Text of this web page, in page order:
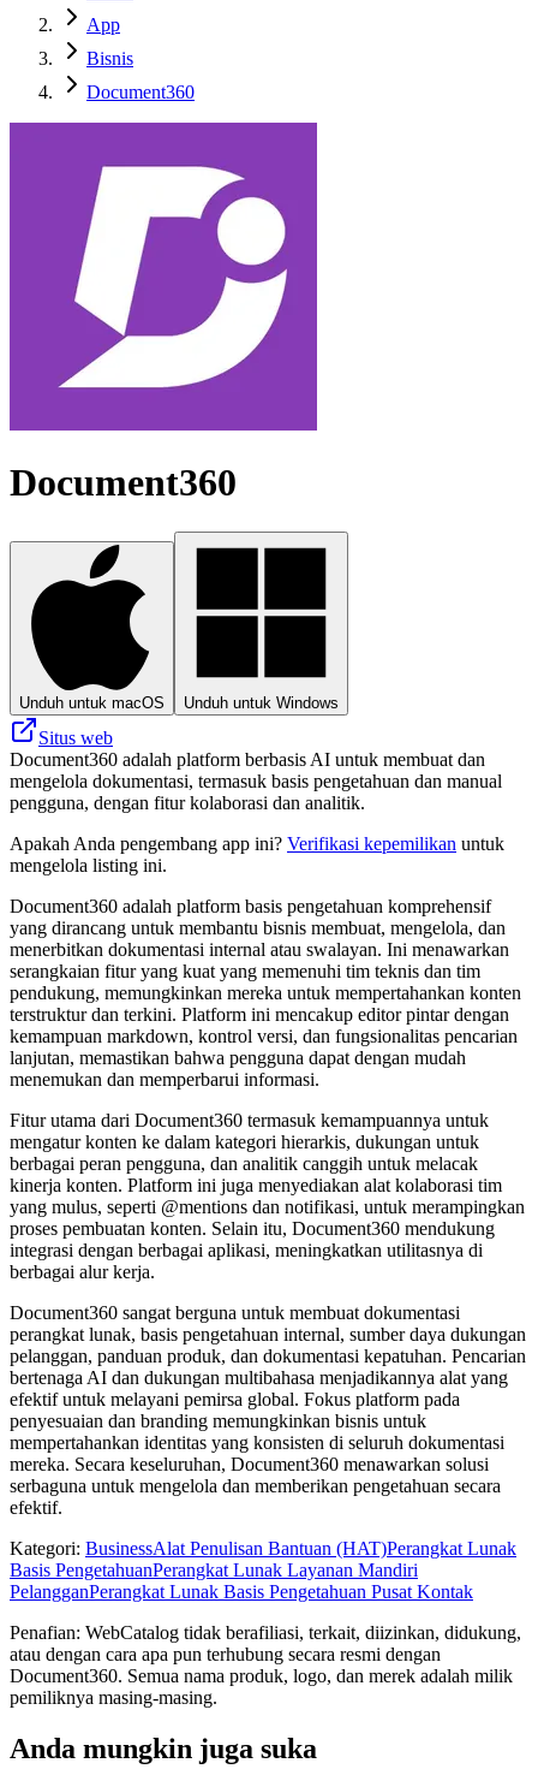
App
Bisnis
Document360
Document360
Unduh untuk macOS Unduh untuk Windows
Situs web
Document360 adalah platform berbasis AI untuk membuat dan
mengelola dokumentasi, termasuk basis pengetahuan dan manual
pengguna, dengan fitur kolaborasi dan analitik.
Apakah Anda pengembang app ini? Verifikasi kepemilikan untuk
mengelola listing ini.
Document360 adalah platform basis pengetahuan komprehensif
yang dirancang untuk membantu bisnis membuat, mengelola, dan
menerbitkan dokumentasi internal atau swalayan. Ini menawarkan
serangkaian fitur yang kuat yang memenuhi tim teknis dan tim
pendukung, memungkinkan mereka untuk mempertahankan konten
terstruktur dan terkini. Platform ini mencakup editor pintar dengan
kemampuan markdown, kontrol versi, dan fungsionalitas pencarian
lanjutan, memastikan bahwa pengguna dapat dengan mudah
menemukan dan memperbarui informasi.
Fitur utama dari Document360 termasuk kemampuannya untuk
mengatur konten ke dalam kategori hierarkis, dukungan untuk
berbagai peran pengguna, dan analitik canggih untuk melacak
kinerja konten. Platform ini juga menyediakan alat kolaborasi tim
yang mulus, seperti @mentions dan notifikasi, untuk merampingkan
proses pembuatan konten. Selain itu, Document360 mendukung
integrasi dengan berbagai aplikasi, meningkatkan utilitasnya di
berbagai alur kerja.
Document360 sangat berguna untuk membuat dokumentasi
perangkat lunak, basis pengetahuan internal, sumber daya dukungan
pelanggan, panduan produk, dan dokumentasi kepatuhan. Pencarian
bertenaga AI dan dukungan multibahasa menjadikannya alat yang
efektif untuk melayani pemirsa global. Fokus platform pada
penyesuaian dan branding memungkinkan bisnis untuk
mempertahankan identitas yang konsisten di seluruh dokumentasi
mereka. Secara keseluruhan, Document360 menawarkan solusi
serbaguna untuk mengelola dan memberikan pengetahuan secara
efektif.
Kategori: BusinessAlat Penulisan Bantuan (HAT)Perangkat Lunak
Basis PengetahuanPerangkat Lunak Layanan Mandiri
PelangganPerangkat Lunak Basis Pengetahuan Pusat Kontak
Penafian: WebCatalog tidak berafiliasi, terkait, diizinkan, didukung,
atau dengan cara apa pun terhubung secara resmi dengan
Document360. Semua nama produk, logo, dan merek adalah milik
pemiliknya masing-masing.
Anda mungkin juga suka